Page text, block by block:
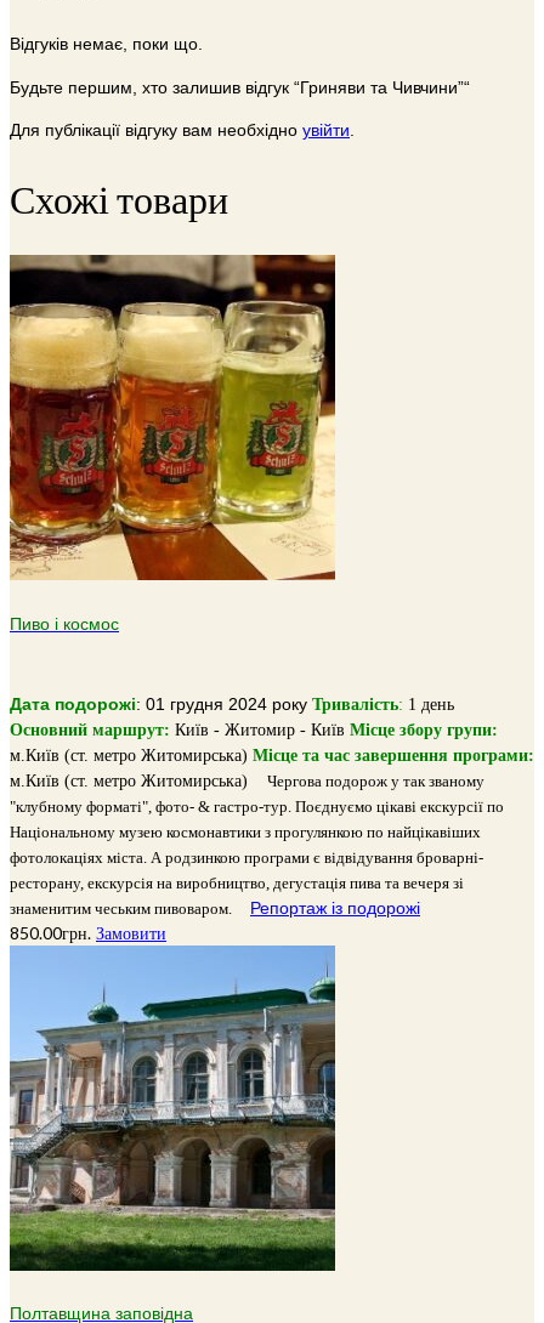
Відгуків немає, поки що.
Будьте першим, хто залишив відгук “Гриняви та Чивчини”“
Для публікації відгуку вам необхідно увійти
Схожі товари
Пиво і космос
Дата подорожі: 01 грудня 2024 року Тривалiсть: 1 день
Основний маршрут: Київ - Житомир - Київ Місце збору групи:
м.Київ (ст. метро Житомирська) Місце та час завершення програми:
м.Київ (ст. метро Житомирська)
Чергова подорож у так званому
"клубному форматі", фото- & гастро-тур. Поєднуємо цікаві екскурсії по
Національному музею космонавтики з прогулянкою по найцікавіших
фотолокаціях міста. А родзинкою програми є відвідування броварні-
ресторану, екскурсія на виробництво, дегустація пива та вечеря зі
знаменитим чеським пивоваром.
Репортаж із подорожі
850.00грн. Замовити
Полтавщина заповідна